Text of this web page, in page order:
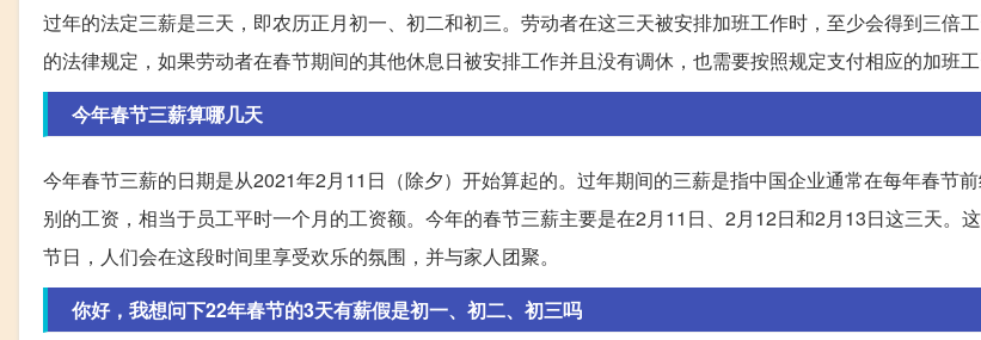
过年的法定三薪是三天，即农历正月初一、初二和初三。劳动者在这三天被安排加班工作时，至少会得到三倍
的法律规定，如果劳动者在春节期间的其他休息日被安排工作并且没有调休，也需要按照规定支付相应的加班工
今年春节三薪算哪几天
今年春节三薪的日期是从2021年2月11日（除夕）开始算起的。过年期间的三薪是指中国企业通常在每年春节
别的工资，相当于员工平时一个月的工资额。今年的春节三薪主要是在2月11日、2月12日和2月13日这三天。
节日，人们会在这段时间里享受欢乐的氛围，并与家人团聚。
你好，我想问下22年春节的3天有薪假是初一、初二、初三吗